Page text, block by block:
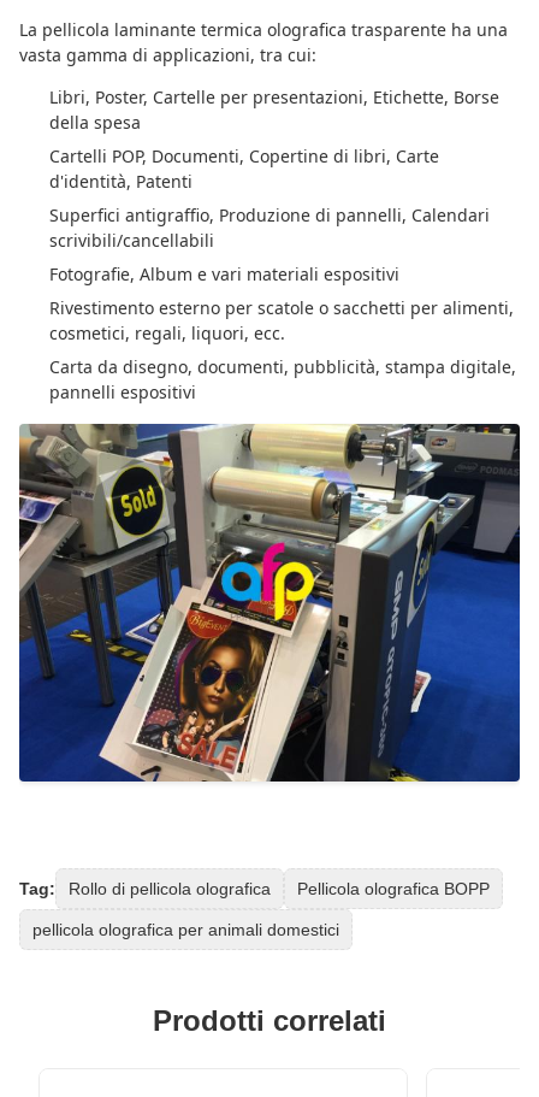
La pellicola laminante termica olografica trasparente ha una
vasta gamma di applicazioni, tra cui:
Libri, Poster, Cartelle per presentazioni, Etichette, Borse
della spesa
Cartelli POP, Documenti, Copertine di libri, Carte
d'identità, Patenti
Superfici antigraffio, Produzione di pannelli, Calendari
scrivibili/cancellabili
Fotografie, Album e vari materiali espositivi
Rivestimento esterno per scatole o sacchetti per alimenti,
cosmetici, regali, liquori, ecc.
Carta da disegno, documenti, pubblicità, stampa digitale,
pannelli espositivi
Tag: Rollo di pellicola olografica Pellicola olografica BOPP
pellicola olografica per animali domestici
Prodotti correlati